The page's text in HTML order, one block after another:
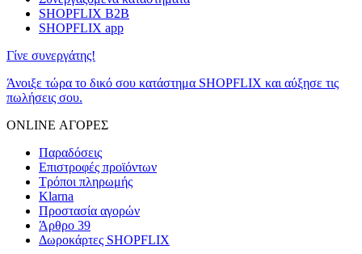
SHOPFLIX B2B
SHOPFLIX app
Γίνε συνεργάτης!
Άνοιξε τώρα το δικό σου κατάστημα SHOPFLIX και αύξησε τις
πωλήσεις σου.
ONLINE ΑΓΟΡΕΣ
Παραδόσεις
Επιστροφές προϊόντων
Τρόποι πληρωμής
Klarna
Προστασία αγορών
Άρθρο 39
Δωροκάρτες SHOPFLIX